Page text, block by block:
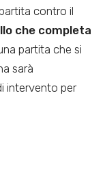
contro il
che completa
partita che si
sarà
intervento per